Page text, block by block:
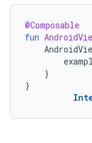
@Composable
fun
}
}